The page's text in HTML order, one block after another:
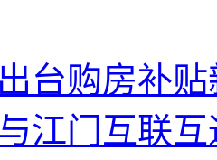
台购房补
江门互联